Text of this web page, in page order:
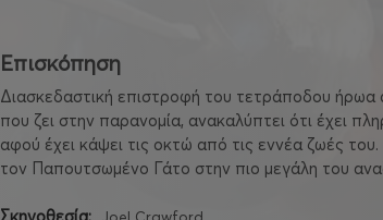
Επισκόπηση
Διασκεδαστική επιστροφή του τετράποδου
που ζει στην παρανομία, ανακαλύπτει ότι έχει
αφού έχει κάψει τις οκτώ από τις εννέα ζωές
τον Παπουτσωμένο Γάτο στην πιο μεγάλη του